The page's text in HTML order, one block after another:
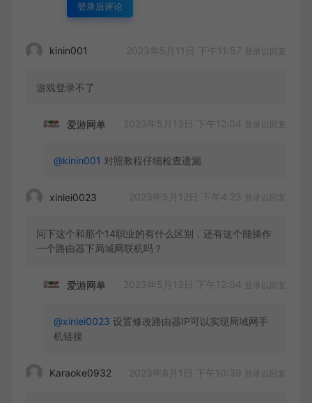
登录后评论
kinin001 2023年5月11日 下午11:57
游戏登录不了
爱游网单 2023年5月13日 下午12:04 登录以回复
@kinin001 对照教程仔细检查遗漏
xinlei0023 2023年5月12日 下午4:23 登录以回复
问下这个和那个14职业的有什么区别，还有这个能操作
一个路由器下局域网联机吗？
爱游网单 2023年5月13日 下午12:04 登录以回复
@xinlei0023 设置修改路由器IP可以实现局域网手
机链接
Karaoke0932 2023年8月1日 下午10:39 登录以回复